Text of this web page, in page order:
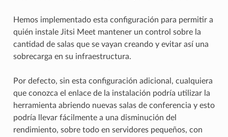
Hemos implementado esta configuración para permitir a
quién instale Jitsi Meet mantener un control sobre la
cantidad de salas que se vayan creando y evitar así una
sobrecarga en su infraestructura.
Por defecto, sin esta configuración adicional, cualquiera
que conozca el enlace de la instalación podría utilizar la
herramienta abriendo nuevas salas de conferencia y esto
podría llevar fácilmente a una disminución del
rendimiento, sobre todo en servidores pequeños, con